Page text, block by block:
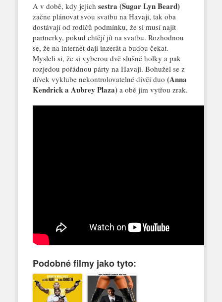
A v době, kdy jejich sestra (Sugar Lyn Beard)
začne plánovat svou svatbu na Havaji, tak oba
dostávají od rodičů podmínku, že si musí najít
partnerky, pokud chtějí jít na svatbu. Rozhodnou
se, že na internet dají inzerát a budou čekat.
Mysleli si, že si vyberou dvě slušné holky a pak
rozjedou pořádnou párty na Havaji. Bohužel se z
dívek vyklube nekontrolovatelné dívčí duo (Anna
Kendrick a Aubrey Plaza)a obě jim vytřou zrak.
Podobné filmy jako tyto: